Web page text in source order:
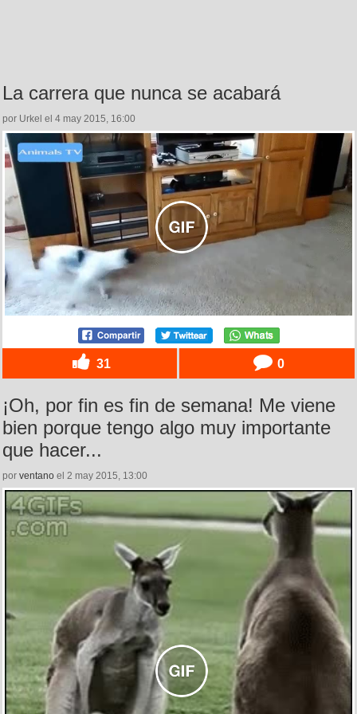
La carrera que nunca se acabará
por Urkel el 4 may 2015, 16:00
31 0
¡Oh, por fin es fin de semana! Me viene
bien porque tengo algo muy importante
que hacer...
por ventano el 2 may 2015, 13:00